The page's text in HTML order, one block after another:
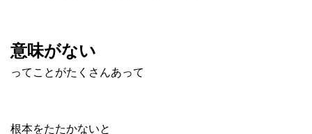
意味がない
ってことがたくさんあって
根本をたたかないと